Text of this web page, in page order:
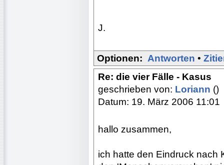
J.
Optionen: Antworten •
Re: die vier Fälle - Kasus
geschrieben von: Loriann ()
Datum: 19. März 2006 11:01
hallo zusammen,
ich hatte den Eindruck nach